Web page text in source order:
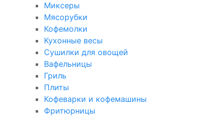
Миксеры
Мясорубки
Кофемолки
Кухонные весы
Сушилки для овощей
Вафельницы
Гриль
Плиты
Кофеварки и кофемашины
Фритюрницы